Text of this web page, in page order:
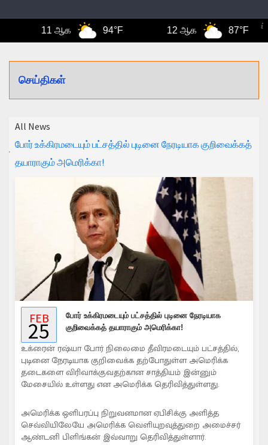
11 ஆக 94°F 12 ஆக 87°F
செய்திகள்
All News
போர் உக்கிரமடையும் பட்சத்தில் புடினை நேரடியாக குறிவைக்கத்
தயாராகும் அமெரிக்கா!
FEB
25
போர் உக்கிரமடையும் பட்சத்தில் புடினை நேரடியாக
குறிவைக்கத் தயாராகும் அமெரிக்கா!
உக்ரைன் ரஷ்யா போர் நிலைமை தீவிரமடையும் பட்சத்தில்,
புடினை நேரடியாக குறிவைக்க தற்போதுள்ள அமெரிக்க
தடைகளை விரிவாக்குவதற்கான சாத்தியம் இன்னும்
மேசையில் உள்ளது என அமெரிக்க தெரிவித்துள்ளது.
அமெரிக்க ஒளிபரப்பு நிறுவனமான ஏபிசிக்கு அளித்த
செவ்வியிலேயே அமெரிக்க வெளியுறவுத்துறை அமைச்சர்
ஆண்டனி பிளிங்கன் இவ்வாறு தெரிவித்துள்ளார்.